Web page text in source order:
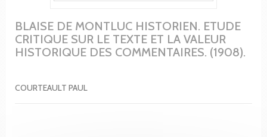
BLAISE DE MONTLUC HISTORIEN. ETUDE
CRITIQUE SUR LE TEXTE ET LA VALEUR
HISTORIQUE DES COMMENTAIRES. (1908).
COURTEAULT PAUL